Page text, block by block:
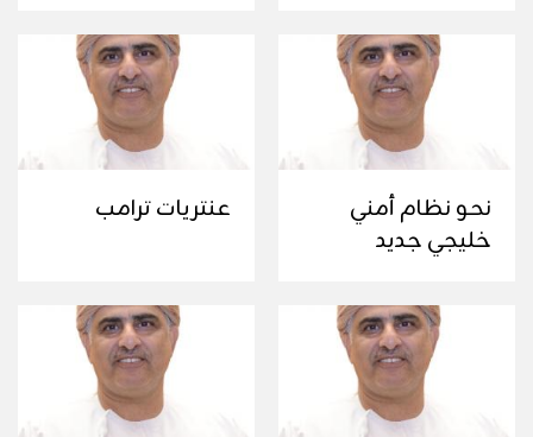
نحو نظام أمني
خليجي جديد
عنتريات ترامب